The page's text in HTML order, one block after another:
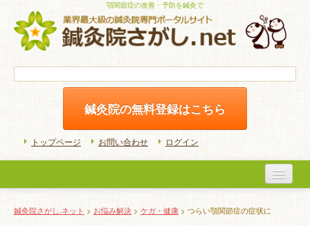
顎関節症の改善・予防を鍼灸で
鍼灸院の無料登録はこちら
トップページ お問い合わせ ログイン
鍼灸院さがし.ネット > お悩み解決 > ケガ・健康 > つらい顎関節症の症状に